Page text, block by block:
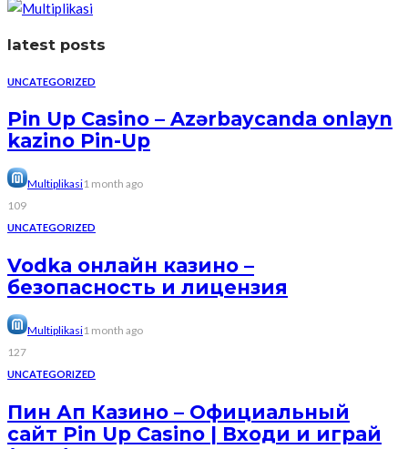
latest posts
UNCATEGORIZED
Pin Up Casino – Azərbaycanda onlayn
kazino Pin-Up
Multiplikasi1 month ago
109
UNCATEGORIZED
Vodka онлайн казино –
безопасность и лицензия
Multiplikasi1 month ago
127
UNCATEGORIZED
Пин Ап Казино – Официальный
сайт Pin Up Casino | Входи и играй